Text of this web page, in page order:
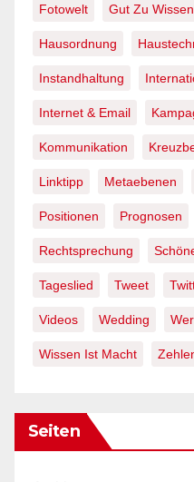
Fotowelt Gut Zu Wissen
Hausordnung
Instandhaltung
Internet & Email
Kommunikation
Linktipp Metaebenen
Positionen Prognosen
Rechtsprechung
Tageslied Tweet
Videos Wedding
Wissen Ist Macht
Seiten